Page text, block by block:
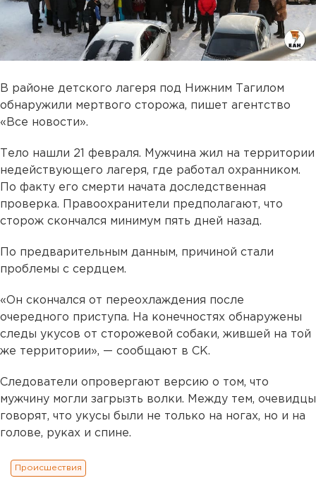
В районе детского лагеря под Нижним Тагилом
обнаружили мертвого сторожа, пишет агентство
«Все новости».
Тело нашли 21 февраля. Мужчина жил на территории
недействующего лагеря, где работал охранником.
По факту его смерти начата доследственная
проверка. Правоохранители предполагают, что
сторож скончался минимум пять дней назад.
По предварительным данным, причиной стали
проблемы с сердцем.
«Он скончался от переохлаждения после
очередного приступа. На конечностях обнаружены
следы укусов от сторожевой собаки, жившей на той
же территории», — сообщают в СК.
Следователи опровергают версию о том, что
мужчину могли загрызть волки. Между тем, очевидцы
говорят, что укусы были не только на ногах, но и на
голове, руках и спине.
Происшествия